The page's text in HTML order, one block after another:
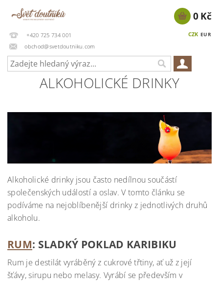
+420 725 734 001
obchod@svetdoutniku.com
CZK EUR
0 Kč
ALKOHOLICKÉ DRINKY
Alkoholické drinky jsou často nedílnou součástí
společenských událostí a oslav. V tomto článku se
podíváme na nejoblíbenější drinky z jednotlivých druhů
alkoholu.
RUM: SLADKÝ POKLAD KARIBIKU
Rum je destilát vyráběný z cukrové třtiny, ať už z její
šťávy, sirupu nebo melasy. Vyrábí se především v